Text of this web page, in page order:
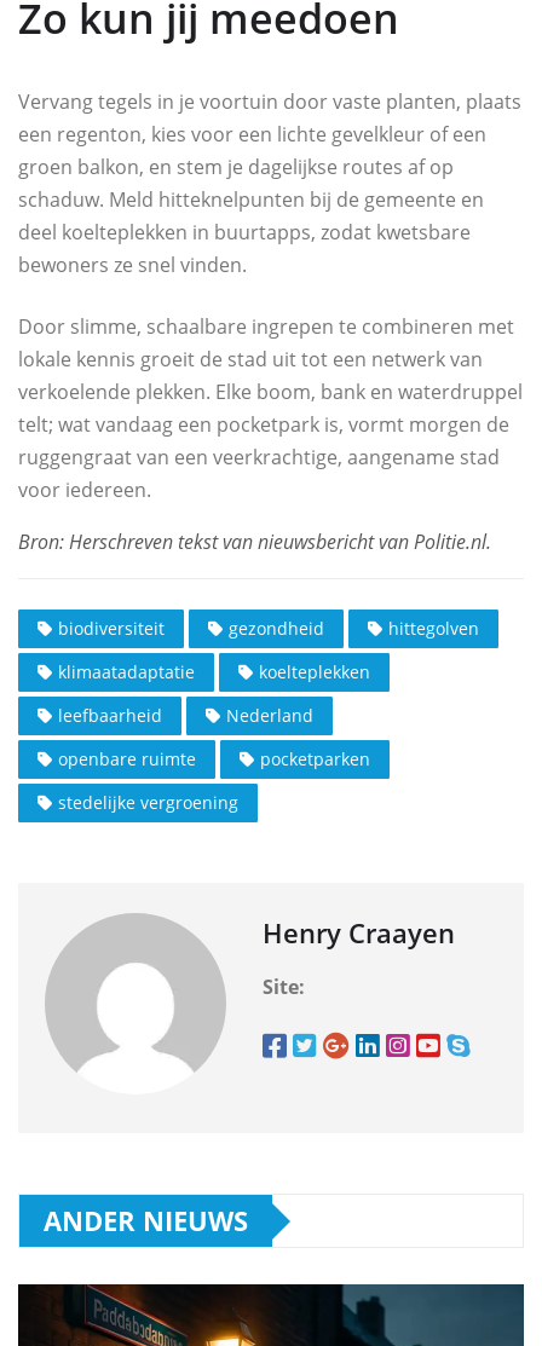
Zo kun jij meedoen
Vervang tegels in je voortuin door vaste planten, plaats
een regenton, kies voor een lichte gevelkleur of een
groen balkon, en stem je dagelijkse routes af op
schaduw. Meld hitteknelpunten bij de gemeente en
deel koelteplekken in buurtapps, zodat kwetsbare
bewoners ze snel vinden.
Door slimme, schaalbare ingrepen te combineren met
lokale kennis groeit de stad uit tot een netwerk van
verkoelende plekken. Elke boom, bank en waterdruppel
telt; wat vandaag een pocketpark is, vormt morgen de
ruggengraat van een veerkrachtige, aangename stad
voor iedereen.
biodiversiteit gezondheid
hittegolven
klimaatadaptatie
koelteplekken
leefbaarheid
Nederland
openbare ruimte
pocketparken
stedelijke vergroening
Henry Craayen
Site:
ANDER NIEUWS